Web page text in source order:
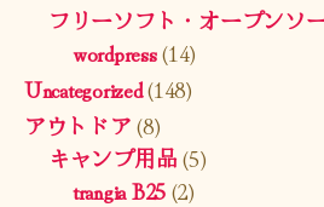
フリーソフト・オープンソ
wordpress(14)
Uncategorized(148)
アウトドア(8)
キャンプ用品(5)
trangia B25(2)